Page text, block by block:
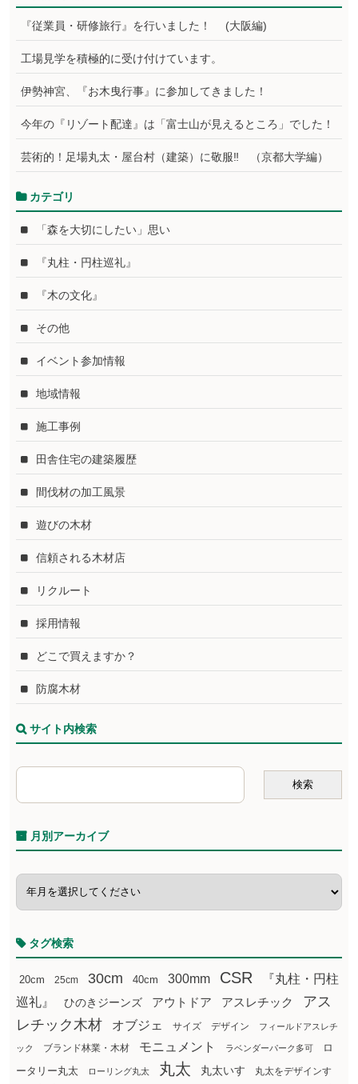
『従業員・研修旅行』を行いました！ (大阪編)
工場見学を積極的に受け付けています。
伊勢神宮、『お木曳行事』に参加してきました！
今年の『リゾート配達』は「富士山が見えるところ」でした！
芸術的！足場丸太・屋台村（建築）に敬服‼ （京都大学編）
カテゴリ
「森を大切にしたい」思い
『丸柱・円柱巡礼』
『木の文化』
その他
イベント参加情報
地域情報
施工事例
田舎住宅の建築履歴
間伐材の加工風景
遊びの木材
信頼される木材店
リクルート
採用情報
どこで買えますか？
防腐木材
サイト内検索
月別アーカイブ
タグ検索
20cm 25cm 30cm 40cm 300mm CSR
『丸柱・円柱
巡礼』
ひのきジーンズ アウトドア アスレチック
アス
レチック木材
オブジェ サイズ デザイン フィールドアスレチ
ック ブランド林業・木材 モニュメント ラベンダーパーク多可
ロ
ータリー丸太
ローリング丸太 丸太 丸太いす
丸太をデザインす